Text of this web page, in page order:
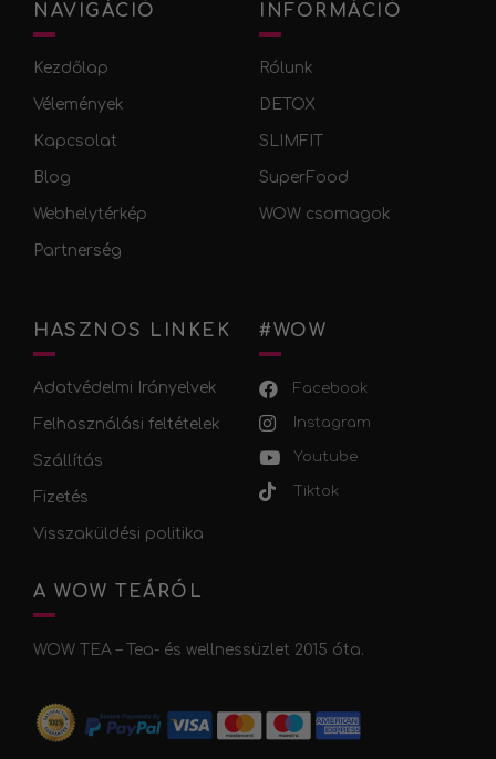
NAVIGÁCIÓ
Kezdőlap
Vélemények
Кapcsolat
Blog
Webhelytérkép
Partnerség
INFORMÁCIÓ
Rólunk
DETOX
SLIMFIT
SuperFood
WOW csomagok
HASZNOS LINKEK
Adatvédelmi Irányelvek
Felhasználási feltételek
Szállítás
Fizetés
Visszaküldési politika
#WOW
Facebook
Instagram
Youtube
Tiktok
A WOW TEÁRÓL
WOW TEA – Tea- és wellnessüzlet 2015 óta.